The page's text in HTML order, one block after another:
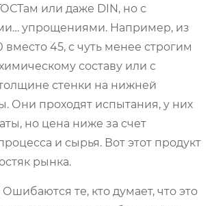
или даже DIN, но с
упрощениями. Например, из
вместо 45, с чуть менее строгим
составу или с
стенки на нижней
Они проходят испытания, у них
но цена ниже за счет
и сырья. Вот этот продукт
рынка.
Ошибаются те, кто думает, что это